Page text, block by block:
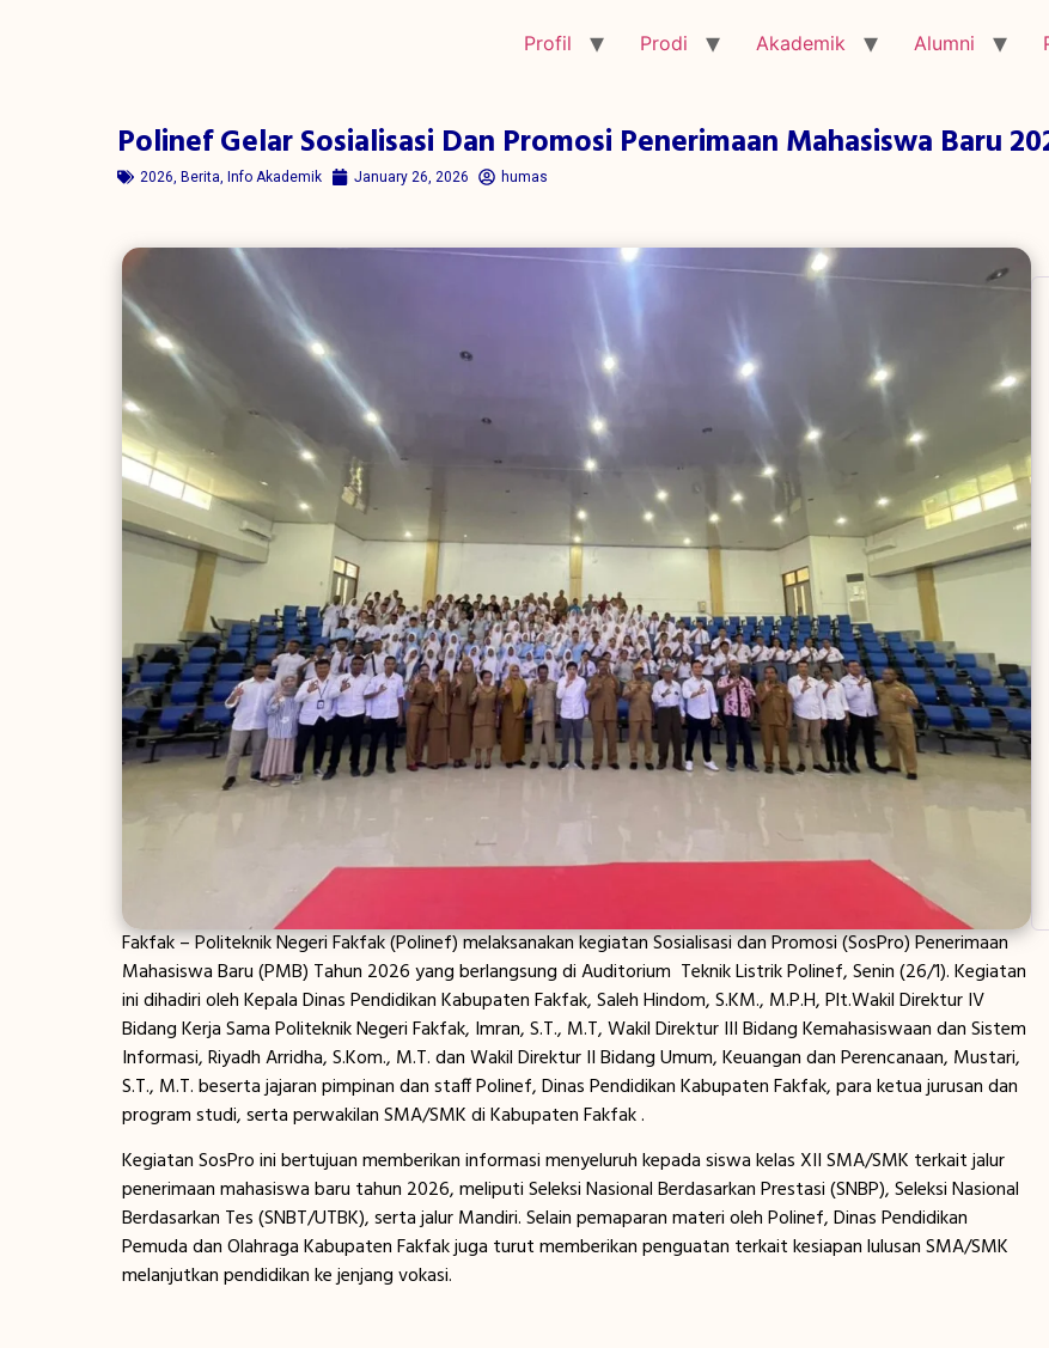
Profil Prodi Akademik Alumni
Polinef Gelar Sosialisasi Dan Promosi Penerimaan Mahasiswa Baru
2026, Berita, Info Akademik January 26, 2026 humas
Fakfak – Politeknik Negeri Fakfak (Polinef) melaksanakan kegiatan Sosialisasi dan Promosi (SosPro) Penerimaan
Mahasiswa Baru (PMB) Tahun 2026 yang berlangsung di Auditorium Teknik Listrik Polinef, Senin (26/1). Kegiatan
ini dihadiri oleh Kepala Dinas Pendidikan Kabupaten Fakfak, Saleh Hindom, S.KM., M.P.H, Plt.Wakil Direktur IV
Bidang Kerja Sama Politeknik Negeri Fakfak, Imran, S.T., M.T, Wakil Direktur III Bidang Kemahasiswaan dan Sistem
Informasi, Riyadh Arridha, S.Kom., M.T. dan Wakil Direktur II Bidang Umum, Keuangan dan Perencanaan, Mustari,
S.T., M.T. beserta jajaran pimpinan dan staff Polinef, Dinas Pendidikan Kabupaten Fakfak, para ketua jurusan dan
program studi, serta perwakilan SMA/SMK di Kabupaten Fakfak .
Kegiatan SosPro ini bertujuan memberikan informasi menyeluruh kepada siswa kelas XII SMA/SMK terkait jalur
penerimaan mahasiswa baru tahun 2026, meliputi Seleksi Nasional Berdasarkan Prestasi (SNBP), Seleksi Nasional
Berdasarkan Tes (SNBT/UTBK), serta jalur Mandiri. Selain pemaparan materi oleh Polinef, Dinas Pendidikan
Pemuda dan Olahraga Kabupaten Fakfak juga turut memberikan penguatan terkait kesiapan lulusan SMA/SMK
melanjutkan pendidikan ke jenjang vokasi.